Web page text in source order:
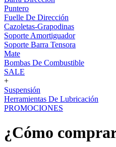
Puntero
Fuelle De Dirección
Cazoletas-Grapodinas
Soporte Amortiguador
Soporte Barra Tensora
Mate
Bombas De Combustible
SALE
+
Suspensión
Herramientas De Lubricación
PROMOCIONES
¿Cómo